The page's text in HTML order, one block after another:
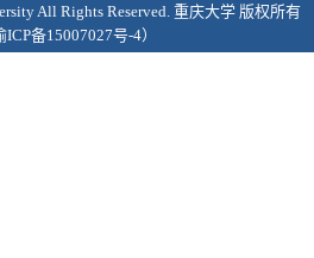
All Rights Reserved. 重庆大学 版权所有
备15007027号-4）